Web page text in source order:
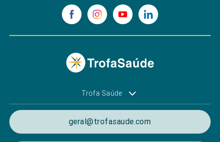
Trofa Saúde
geral@trofasaude.com